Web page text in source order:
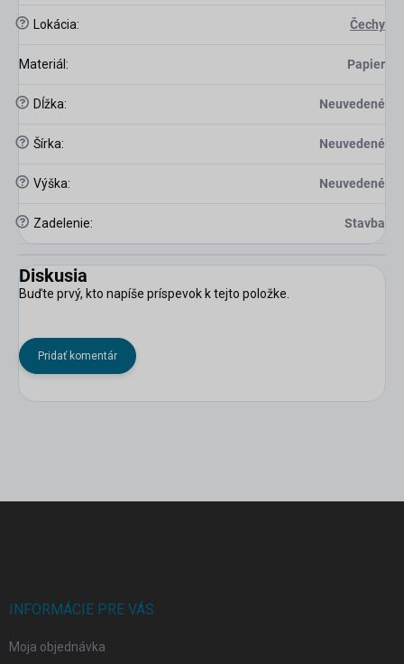
? Lokácia: Čechy
Materiál : Papier
? Dĺžka: Neuvedené
? Šírka: Neuvedené
? Výška: Neuvedené
? Zadelenie: Stavba
Diskusia
Buďte prvý, kto napíše príspevok k tejto položke.
Pridať komentár
INFORMÁCIE PRE VÁS
Moja objednávka